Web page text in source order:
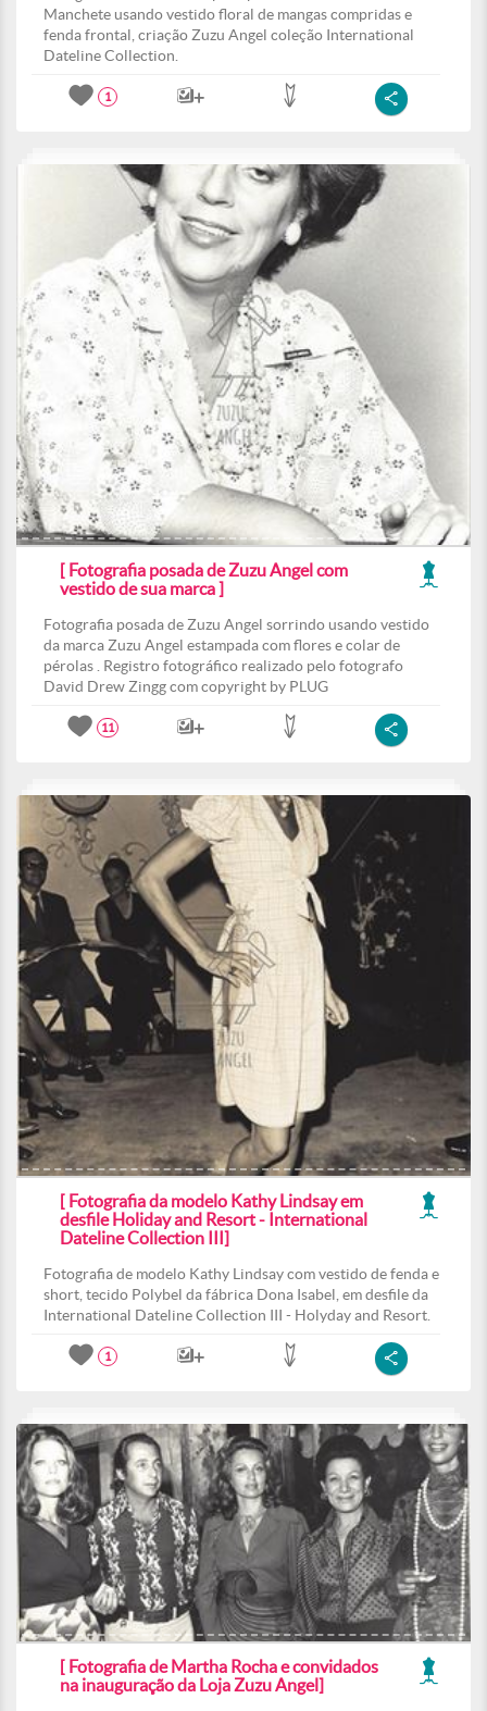
Manchete usando vestido floral de mangas compridas e
fenda frontal, criação Zuzu Angel coleção International
Dateline Collection.
1
[ Fotografia posada de Zuzu Angel com
vestido de sua marca ]
Fotografia posada de Zuzu Angel sorrindo usando vestido
da marca Zuzu Angel estampada com flores e colar de
pérolas . Registro fotográfico realizado pelo fotografo
David Drew Zingg com copyright by PLUG
11
[ Fotografia da modelo Kathy Lindsay em
desfile Holiday and Resort - International
Dateline Collection III]
Fotografia de modelo Kathy Lindsay com vestido de fenda e
short, tecido Polybel da fábrica Dona Isabel, em desfile da
International Dateline Collection III - Holyday and Resort.
1
[ Fotografia de Martha Rocha e convidados
na inauguração da Loja Zuzu Angel]